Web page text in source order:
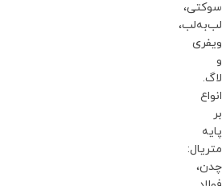
سوکتی،
لب‌به‌لب،
ویفری
و
لاگ.
انواع
بر
پایه
متریال:
چدن،